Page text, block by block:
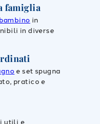
famiglia
bambino in
in diverse
e set spugna
pratico e
utili e